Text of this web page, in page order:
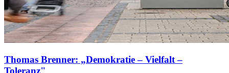
Thomas Brenner: „Demokratie – Vielfalt –